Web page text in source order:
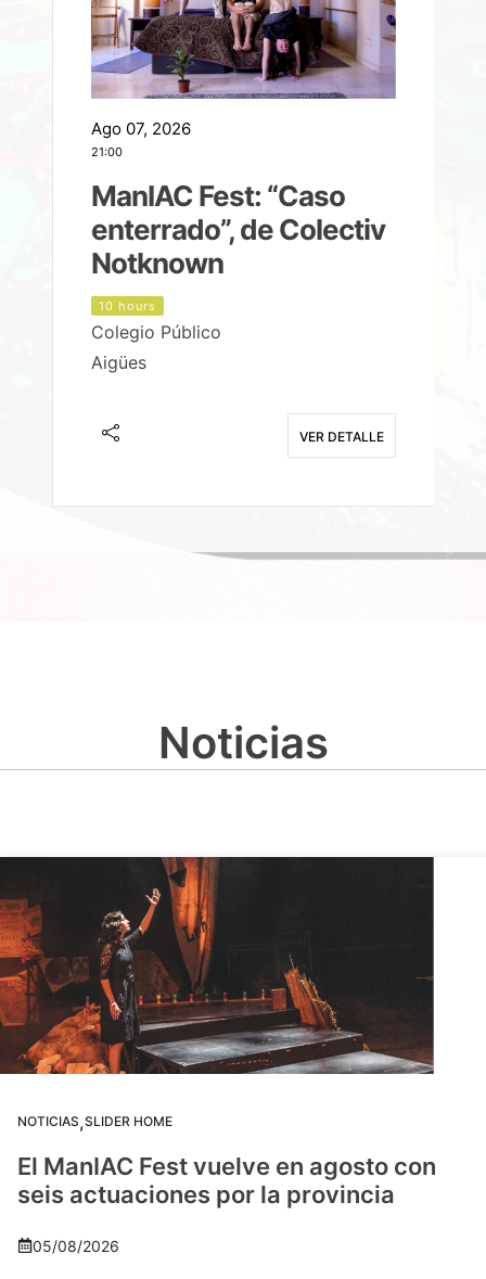
Ago 07, 2026
21:00
ManIAC Fest: “Caso
enterrado”, de Colectiv
Notknown
10 hours
Colegio Público
Aigües
VER DETALLE
Noticias
NOTICIAS,SLIDER HOME
El ManIAC Fest vuelve en agosto con
seis actuaciones por la provincia
05/08/2026